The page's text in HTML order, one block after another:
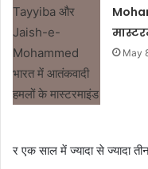
May
र एक साल में ज्‍यादा से ज्‍यादा